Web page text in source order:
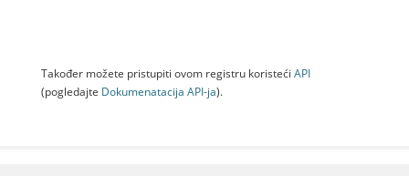
Također možete pristupiti ovom registru koristeći API
(pogledajte Dokumenаtаcijа API-jа).